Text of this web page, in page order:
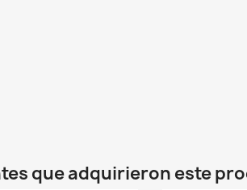
que adquirieron este